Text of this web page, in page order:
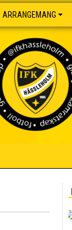
ARRANGEMANG